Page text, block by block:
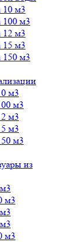
10 м3
100 м3
12 м3
15 м3
150 м3
м3
м3
м3
м3
м3
из
м3
м3